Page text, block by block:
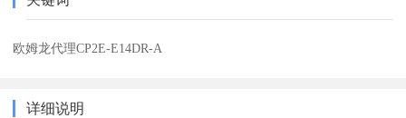
欧姆龙代理CP2E-E14DR-A
详细说明